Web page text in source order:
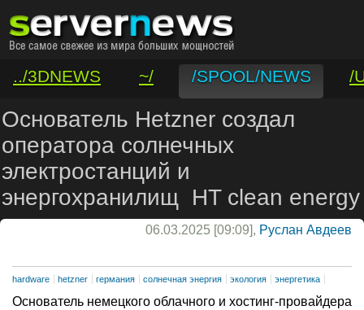
../3DNEWS ~/ /SPOOL/NEWS
/
/VAR/CONTACT
Основатель Hetzner создал
оператора солнечных
электростанций и
энергохранилищ HT clean energy
06.03.2025 [09:09], Руслан Авдеев
hardware hetzner германия солнечная энергия экология энергетика
Основатель немецкого облачного и хостинг-провайдера